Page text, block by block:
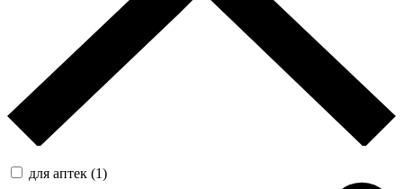
для аптек (1)